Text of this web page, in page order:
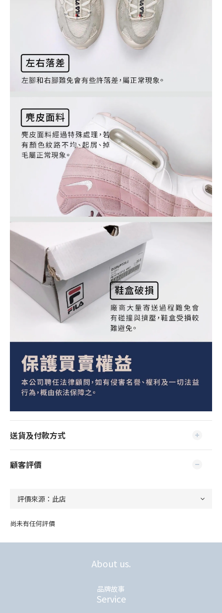
送貨及付款方式
顧客評價
尚未有任何評價
About us.
品牌故事
Service